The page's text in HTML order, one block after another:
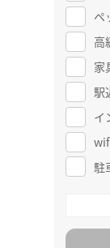
ペ
高
家
駅
イ
駐